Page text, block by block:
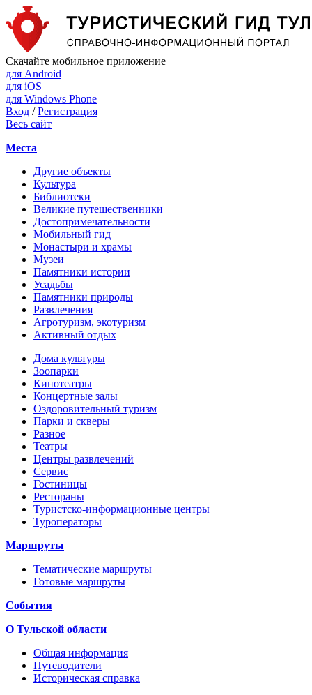
Скачайте мобильное приложение
для Android
для iOS
для Windows Phone
Вход /Регистрация
Весь сайт
Места
Другие объекты
Культура
Библиотеки
Великие путешественники
Достопримечательности
Мобильный гид
Монастыри и храмы
Музеи
Памятники истории
Усадьбы
Памятники природы
Развлечения
Агротуризм, экотуризм
Активный отдых
Дома культуры
Зоопарки
Кинотеатры
Концертные залы
Оздоровительный туризм
Парки и скверы
Разное
Театры
Центры развлечений
Сервис
Гостиницы
Рестораны
Туристско-информационные центры
Туроператоры
Маршруты
Тематические маршруты
Готовые маршруты
События
О Тульской области
Общая информация
Путеводители
Историческая справка